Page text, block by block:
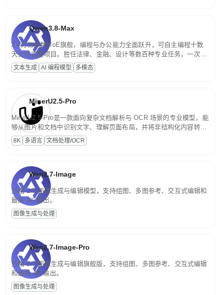
Qwen3.8-Max
2.4万亿参数MoE旗舰，编程与办公能力全面跃升，可自主编程十数
天交付完整项目。胜任法律、金融、设计等数百种专业任务，一次对
话端到端交付生产级成果。原生视觉理解贯穿规划、执行与验证全流
程，支持超长文档与长视频的深度语义解析。长程任务中自主规划与
文本生成 AI 编程模型 多模态
MinerU2.5-Pro
MinerU2.5-Pro是一款面向复杂文档解析与 OCR 场景的专业模型，能
够从图片和文档中识别文字、理解页面布局，并将非结构化内容转换
为便于存储、检索和二次处理的结构化结果。
8K 多语言 文档处理/OCR
Wan2.7-Image
万相 2.7 图像生成与编辑模型，支持组图、多图参考、交互式编辑和
最高 2K 输出。
图像生成与处理
Wan2.7-Image-Pro
万相 2.7 图像生成与编辑旗舰版，支持组图、多图参考、交互式编辑
和最高 4K 输出。
图像生成与处理